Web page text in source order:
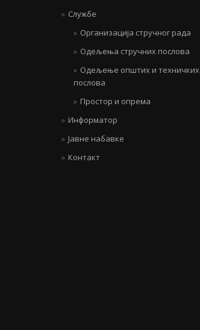
Службе
Организација стручног рада
Одељења стручних послова
Одељење општих и техничких
послова
Простор и опрема
Информатор
Јавне набавке
Контакт